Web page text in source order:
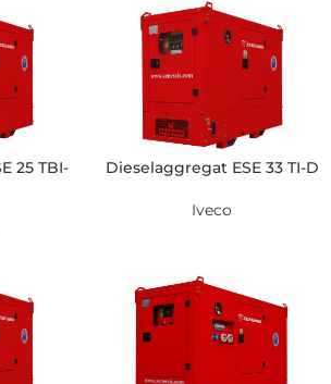
25 TBI-
Dieselaggregat ESE 33 TI-D
Iveco